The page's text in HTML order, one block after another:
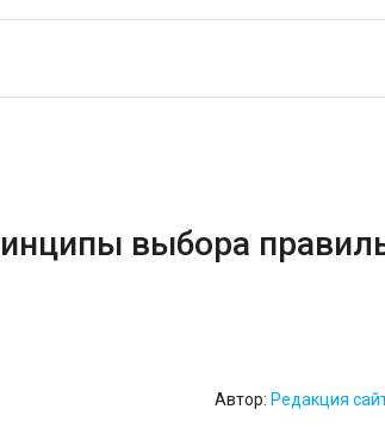
выбора
Автор: Редакция